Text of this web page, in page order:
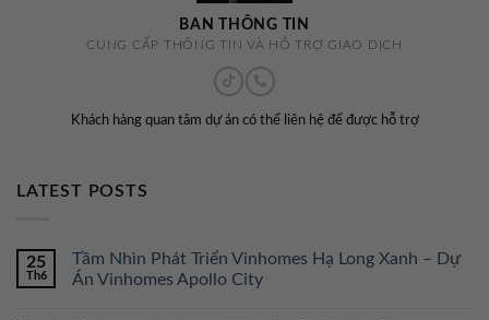
BAN THÔNG TIN
CUNG CẤP THÔNG TIN VÀ HỖ TRỢ GIAO DỊCH
Khách hàng quan tâm dự án có thể liên hệ để được hỗ trợ
LATEST POSTS
25
Th6
Tầm Nhìn Phát Triển Vinhomes Hạ Long Xanh – Dự
Án Vinhomes Apollo City